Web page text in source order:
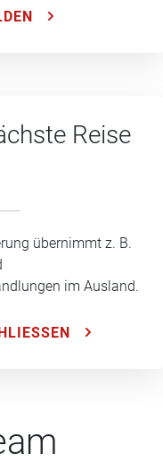
Reise
übernimmt z. B.
im Ausland.